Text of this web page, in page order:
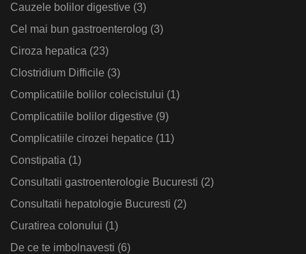
Cauzele bolilor digestive (3)
Cel mai bun gastroenterolog (3)
Ciroza hepatica (23)
Clostridium Difficile (3)
Complicatiile bolilor colecistului (1)
Complicatiile bolilor digestive (9)
Complicatiile cirozei hepatice (11)
Constipatia (1)
Consultatii gastroenterologie Bucuresti (2)
Consultatii hepatologie Bucuresti (2)
Curatirea colonului (1)
De ce te imbolnavesti (6)